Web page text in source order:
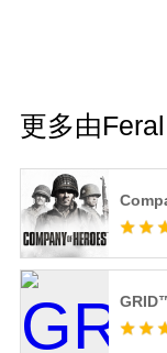
更多由